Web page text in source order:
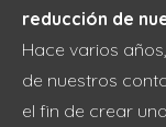
reducción de
Hace varios
de nuestros
el fin de crear una